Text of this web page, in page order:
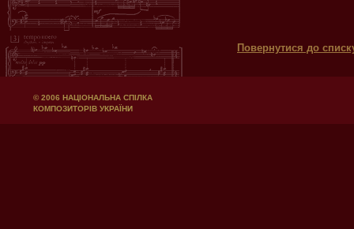
Повернутися до
© 2006 НАЦІОНАЛЬНА СПІЛКА
КОМПОЗИТОРІВ УКРАЇНИ